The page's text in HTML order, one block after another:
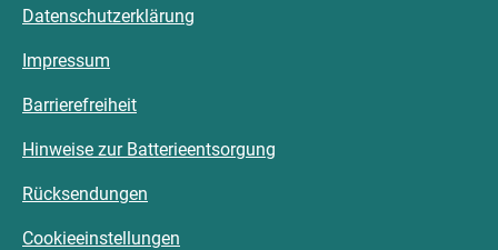
Datenschutzerklärung
Impressum
Barrierefreiheit
Hinweise zur Batterieentsorgung
Rücksendungen
Cookieeinstellungen